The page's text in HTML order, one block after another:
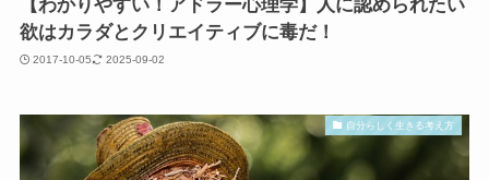
【わかりやすい！アドラー心理学】人に認められたい
欲はカラダとクリエイティブに毒だ！
2017-10-05 2025-09-02
自分らしく生きる考え方